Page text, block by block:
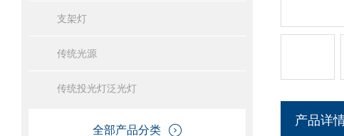
支架灯
传统光源
传统投光灯泛光灯
全部产品分类
产品详